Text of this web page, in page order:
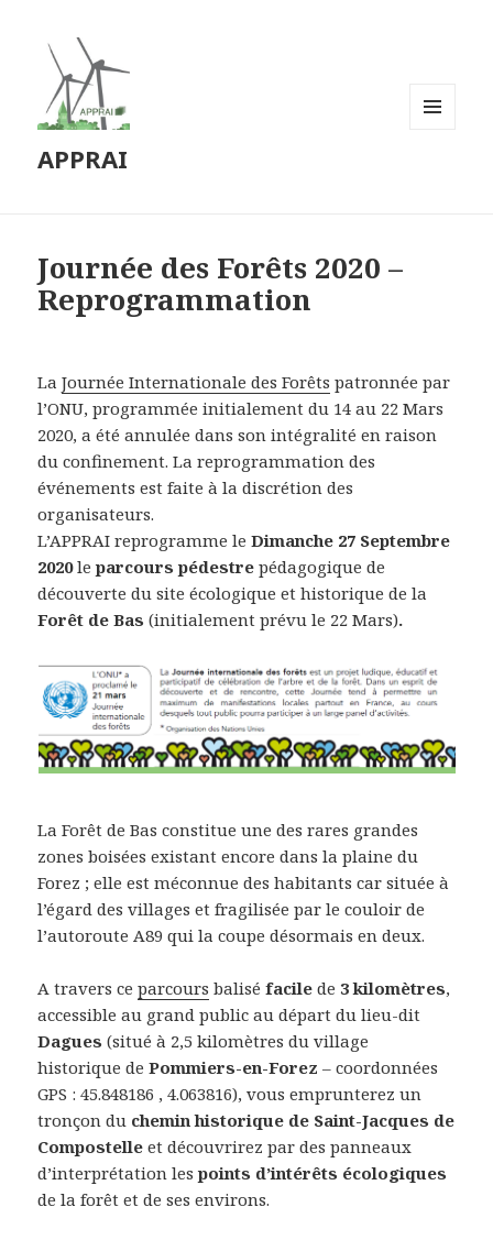
APPRAI
Journée des Forêts 2020 –
Reprogrammation
LaJournée Internationale des Forêts patronnée par
l’ONU, programmée initialement du 14 au 22 Mars
2020, a été annulée dans son intégralité en raison
du confinement. La reprogrammation des
événements est faite à la discrétion des
organisateurs.
L’APPRAI reprogramme leDimanche 27 Septembre
2020leparcours pédestre pédagogique de
découverte du site écologique et historique de la
Forêt de Bas(initialement prévu le 22 Mars).
La Forêt de Bas constitue une des rares grandes
zones boisées existant encore dans la plaine du
Forez ; elle est méconnue des habitants car située à
l’égard des villages et fragilisée par le couloir de
l’autoroute A89 qui la coupe désormais en deux.
A travers ceparcours baliséfacile de 3 kilomètres,
accessible au grand public au départ du lieu-dit
Dagues (situé à 2,5 kilomètres du village
historique dePommiers-en-Forez – coordonnées
GPS : 45.848186 , 4.063816), vous emprunterez un
tronçon du chemin historique de Saint-Jacques de
Compostelle et découvrirez par des panneaux
d’interprétation lespoints d’intérêts écologiques
de la forêt et de ses environs.